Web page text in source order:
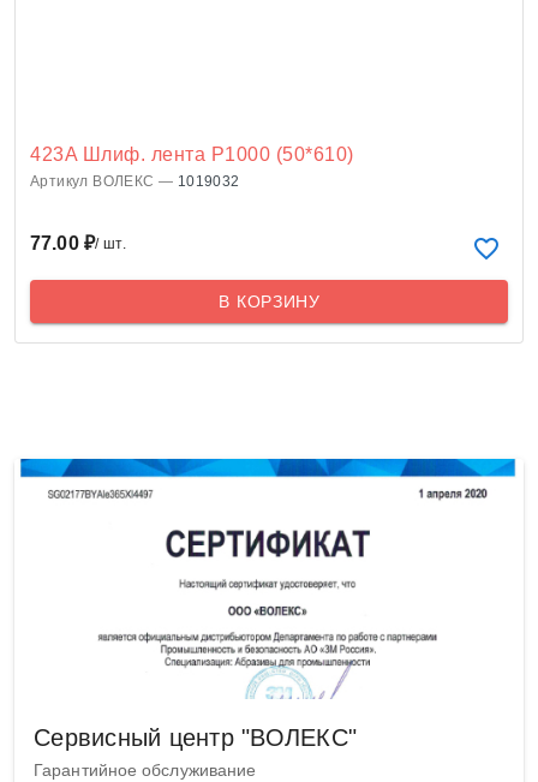
423A Шлиф. лента P1000 (50*610)
Артикул ВОЛЕКС — 1019032
77.00 ₽/ шт.
В КОРЗИНУ
Сервисный центр "ВОЛЕКС"
Гарантийное обслуживание